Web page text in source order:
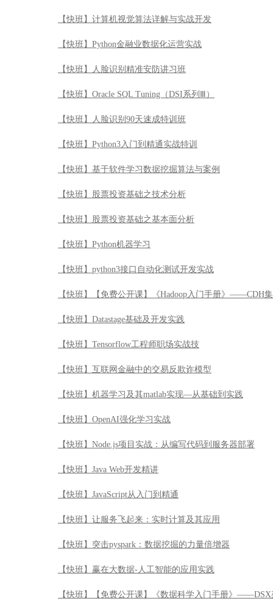
【快班】计算机视觉算法详解与实战开发
【快班】Python金融业数据化运营实战
【快班】人脸识别精准安防讲习班
【快班】Oracle SQL Tuning（DSI系列Ⅲ）
【快班】人脸识别90天速成特训班
【快班】Python3入门到精通实战特训
【快班】基于软件学习数据挖掘算法与案例
【快班】股票投资基础之技术分析
【快班】股票投资基础之基本面分析
【快班】Python机器学习
【快班】python3接口自动化测试开发实战
【快班】【免费公开课】《Hadoop入门手册》——CDH
【快班】Datastage基础及开发实践
【快班】Tensorflow工程师职场实战技
【快班】互联网金融中的交易反欺诈模型
【快班】机器学习及其matlab实现—从基础到实践
【快班】OpenAI强化学习实战
【快班】Node.js项目实战：从编写代码到服务器部署
【快班】Java Web开发精讲
【快班】JavaScript从入门到精通
【快班】让服务飞起来：实时计算及其应用
【快班】突击pyspark：数据挖掘的力量倍增器
【快班】赢在大数据-人工智能的应用实践
【快班】【免费公开课】《数据科学入门手册》